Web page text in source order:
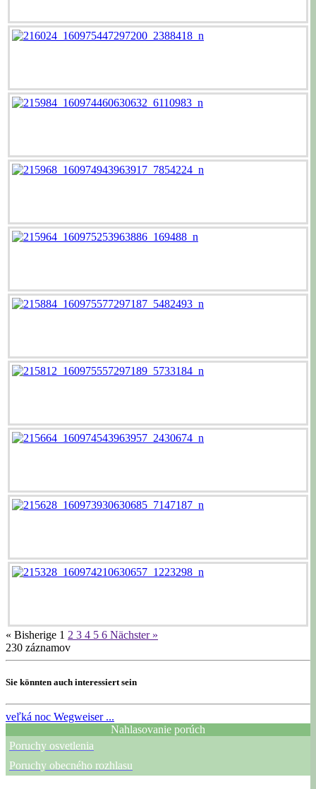
« Bisherige 1 2 3 4 5 6 Nächster »
230 záznamov
Sie könnten auch interessiert sein
veľká noc Wegweiser ...
Nahlasovanie porúch
Poruchy osvetlenia
Poruchy obecného rozhlasu